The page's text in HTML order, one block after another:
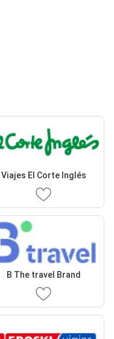
Viajes El Corte Inglés
B The travel Brand